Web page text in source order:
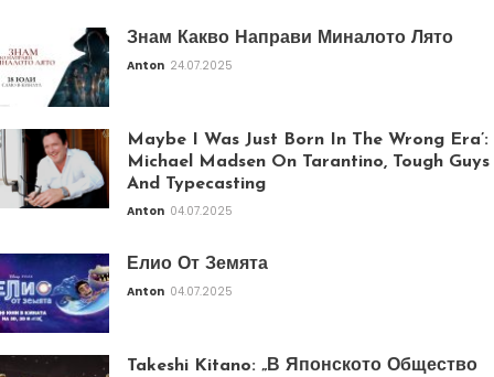
Знам Какво Направи Миналото Лято
Anton 24.07.2025
Maybe I Was Just Born In The Wrong Era’:
Michael Madsen On Tarantino, Tough Guys
And Typecasting
Anton 04.07.2025
Елио От Земята
Anton 04.07.2025
Takeshi Kitano: „В Японското Общество